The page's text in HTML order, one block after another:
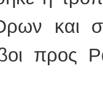
και
προς